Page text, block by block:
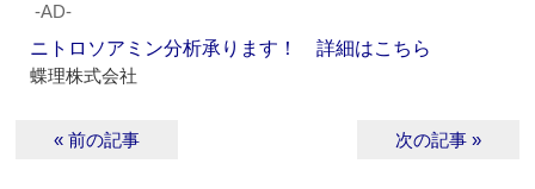
‐AD‐
ニトロソアミン分析承ります！ 詳細はこちら
蝶理株式会社
« 前の記事 次の記事 »